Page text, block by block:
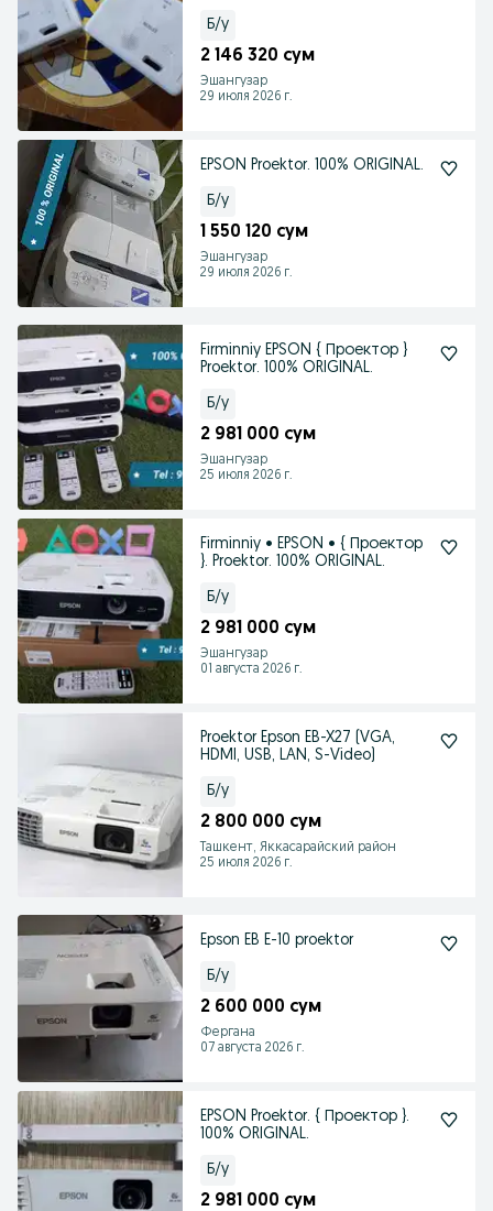
Б/у
2 146 320 сум
Эшангузар
29 июля 2026 г.
EPSON Proektor. 100% ORIGINAL.
Б/у
1 550 120 сум
Эшангузар
29 июля 2026 г.
Firminniy EPSON { Проектор }
Proektor. 100% ORIGINAL.
Б/у
2 981 000 сум
Эшангузар
25 июля 2026 г.
Firminniy • EPSON • { Проектор
}. Proektor. 100% ORIGINAL.
Б/у
2 981 000 сум
Эшангузар
01 августа 2026 г.
Proektor Epson EB-X27 (VGA,
HDMI, USB, LAN, S-Video)
Б/у
2 800 000 сум
Ташкент, Яккасарайский район
25 июля 2026 г.
Epson EB E-10 proektor
Б/у
2 600 000 сум
Фергана
07 августа 2026 г.
EPSON Proektor. { Проектор }.
100% ORIGINAL.
Б/у
2 981 000 сум